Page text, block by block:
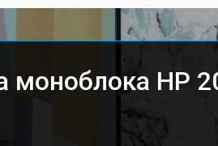
моноблока HP